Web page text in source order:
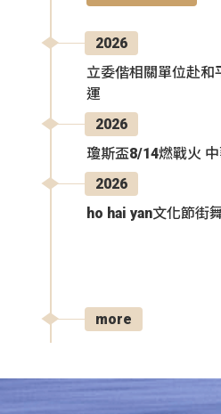
2026
立委偕相關單位赴和
運
2026
瓊斯盃8/14燃戰火
2026
ho hai yan文化節街
more